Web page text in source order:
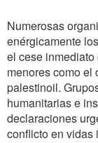
Numerosas
enérgicamente
el cese
menores como
palestinoil.
humanitarias e
declaraciones
conflicto en vidas